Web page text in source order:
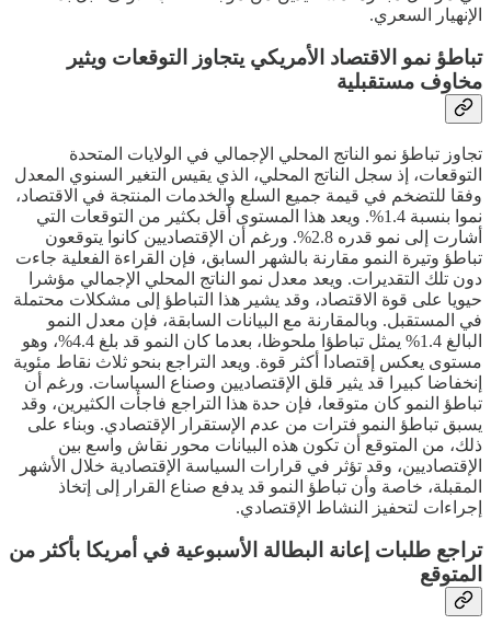
الإنهيار السعري.
تباطؤ نمو الاقتصاد الأمريكي يتجاوز التوقعات ويثير
مخاوف مستقبلية
تجاوز تباطؤ نمو الناتج المحلي الإجمالي في الولايات المتحدة
التوقعات، إذ سجل الناتج المحلي، الذي يقيس التغير السنوي المعدل
وفقا للتضخم في قيمة جميع السلع والخدمات المنتجة في الاقتصاد،
نموا بنسبة 1.4%. ويعد هذا المستوى أقل بكثير من التوقعات التي
أشارت إلى نمو قدره 2.8%. ورغم أن الإقتصاديين كانوا يتوقعون
تباطؤ وتيرة النمو مقارنة بالشهر السابق، فإن القراءة الفعلية جاءت
دون تلك التقديرات. ويعد معدل نمو الناتج المحلي الإجمالي مؤشرا
حيويا على قوة الاقتصاد، وقد يشير هذا التباطؤ إلى مشكلات محتملة
في المستقبل. وبالمقارنة مع البيانات السابقة، فإن معدل النمو
البالغ 1.4% يمثل تباطؤا ملحوظا، بعدما كان النمو قد بلغ 4.4%، وهو
مستوى يعكس إقتصادا أكثر قوة. ويعد التراجع بنحو ثلاث نقاط مئوية
إنخفاضا كبيرا قد يثير قلق الإقتصاديين وصناع السياسات. ورغم أن
تباطؤ النمو كان متوقعا، فإن حدة هذا التراجع فاجأت الكثيرين، وقد
يسبق تباطؤ النمو فترات من عدم الإستقرار الإقتصادي. وبناء على
ذلك، من المتوقع أن تكون هذه البيانات محور نقاش واسع بين
الإقتصاديين، وقد تؤثر في قرارات السياسة الإقتصادية خلال الأشهر
المقبلة، خاصة وأن تباطؤ النمو قد يدفع صناع القرار إلى إتخاذ
إجراءات لتحفيز النشاط الإقتصادي.
تراجع طلبات إعانة البطالة الأسبوعية في أمريكا بأكثر من
المتوقع